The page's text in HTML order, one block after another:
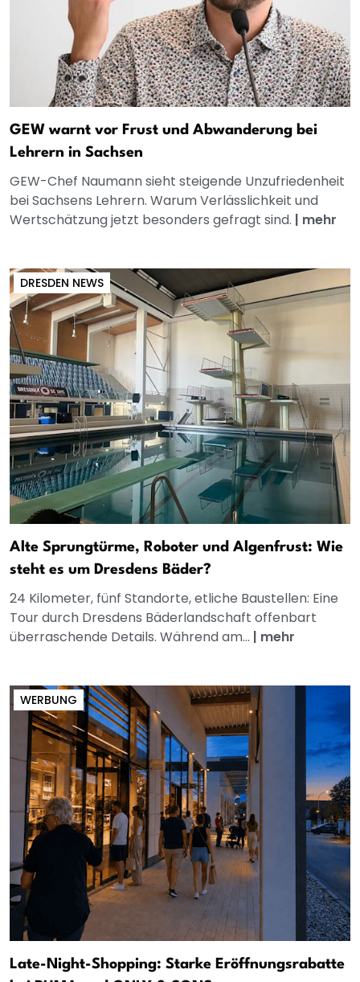
GEW warnt vor Frust und Abwanderung bei
Lehrern in Sachsen
GEW-Chef Naumann sieht steigende Unzufriedenheit
bei Sachsens Lehrern. Warum Verlässlichkeit und
Wertschätzung jetzt besonders gefragt sind. | mehr
DRESDEN NEWS
Alte Sprungtürme, Roboter und Algenfrust: Wie
steht es um Dresdens Bäder?
24 Kilometer, fünf Standorte, etliche Baustellen: Eine
Tour durch Dresdens Bäderlandschaft offenbart
überraschende Details. Während am... | mehr
WERBUNG
Late-Night-Shopping: Starke Eröffnungsrabatte